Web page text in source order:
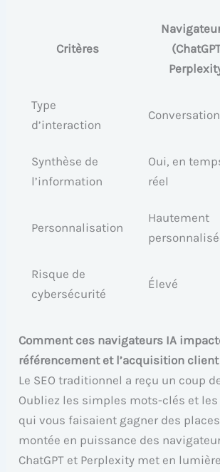
Critères
Type
d’interaction
Synthèse de
l’information
Oui, en
réel
Personnalisation
Hautement
Risque de
cybersécurité
Élevé
Comment ces navigateurs IA
référencement et l’acquisition client
Le SEO traditionnel a reçu un coup
Oubliez les simples mots-clés et
qui vous faisaient gagner des places
montée en puissance des
ChatGPT et Perplexity met en